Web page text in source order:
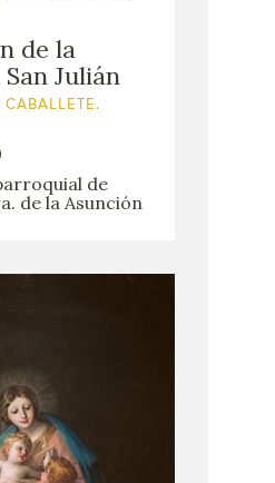
de la
Julián
CABALLETE.
de
de la Asunción